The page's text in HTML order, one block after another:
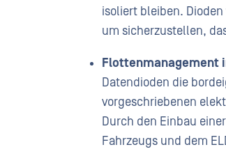
isoliert bleiben.
um sicherzustellen,
Flottenmanagement
Datendioden die
vorgeschriebenen
Durch den Einbau
Fahrzeugs und dem